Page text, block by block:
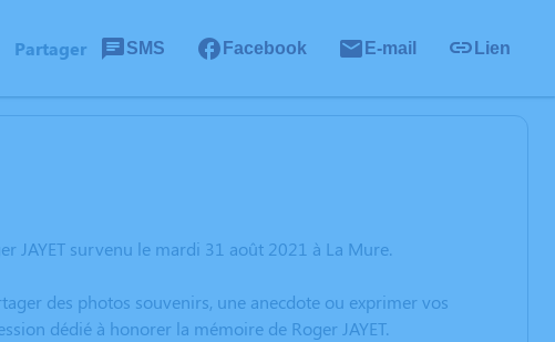
Partager SMS Facebook E-mail Lien
JAYET survenu le mardi 31 août 2021 à La Mure.
des photos souvenirs, une anecdote ou exprimer vos
dédié à honorer la mémoire de Roger JAYET.